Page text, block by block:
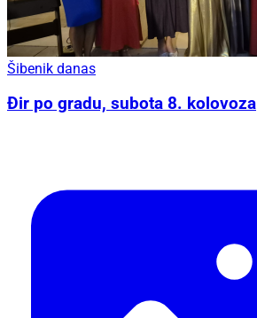
Šibenik danas
Đir po gradu, subota 8. kolovoza